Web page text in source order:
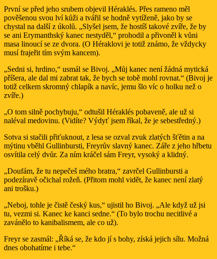
První se před jeho srubem objevil Héraklés. Přes rameno měl
pověšenou svou lví kůži a tvářil se hodně vytíženě, jako by se
chystal na další z úkolů. „Slyšel jsem, že hostíš takové zvíře, že by
se ani Erymanthský kanec nestyděl,“ prohodil a přivoněl k vůni
masa linoucí se ze dvora. (O Héraklovi je totiž známo, že vždycky
musí frajeřit tím svým kancem).
„Sedni si, hrdino,“ usmál se Bivoj. „Můj kanec není žádná mytická
příšera, ale dal mi zabrat tak, že bych se tobě mohl rovnat.“ (Bivoj je
totiž celkem skromný chlapík a navíc, jemu šlo víc o holku než o
zvíře.)
„O tom silně pochybuju,“ odtušil Héraklés pobaveně, ale už si
naléval medovinu. (Vidíte? Výdyť jsem říkal, že je sebestředný.)
Sotva si stačili přiťuknout, z lesa se ozval zvuk zlatých šťětin a na
mýtinu vběhl Gullinbursti, Freyrův slavný kanec. Záře z jeho hřbetu
osvítila celý dvůr. Za ním kráčel sám Freyr, vysoký a klidný.
„Doufám, že tu nepečeš mého bratra,“ zavrčel Gullinbursti a
podezíravě očichal rožeň. (Přitom mohl vidět, že kanec není zlatý
ani trošku.)
„Neboj, tohle je čistě český kus,“ ujistil ho Bivoj. „Ale když už jsi
tu, vezmi si. Kanec ke kanci sedne.“ (To bylo trochu necitlivé a
zavánělo to kanibalismem, ale co už).
Freyr se zasmál: „Říká se, že kdo jí s bohy, získá jejich sílu. Možná
dnes obohatíme i tebe.“